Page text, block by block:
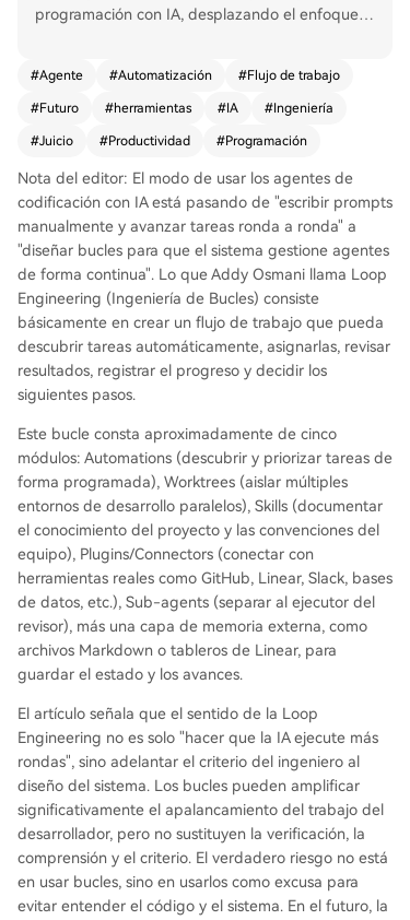
programación con IA, desplazando el enfoque tr
en agentes de IA para que descubran tareas, las
asignen, verifiquen resultados y decidan los sigu
ientes pasos de forma autónoma y recurrente. U
lave: Automatizaciones (para desencadenar tare
as), Árboles de trabajo (para aislar entornos), Ha
bilidades (que encapsulan el conocimiento del p
royecto), Conectores/Plugins (para integrar herra
mientas externas como GitHub o Slack) y Subag
entes (que separan las funciones de creación y v
erificación). Una capa de memoria externa (com
o archivos Markdown) es crucial para mantener
el estado entre ejecuciones. La importancia no r
adica solo en la automatización, sino en incorpor
ma. Esto amplifica la productividad, pero no eli
mina la necesidad de verificación, comprensión
y juicio humano. El riesgo principal es usar estos
bucles como excusa para no entender el código,
lo que genera "deuda de comprensión". La habili
dad clave del futuro podría ser diseñar flujos de
trabajo de agentes confiables y verificables, más
que redactar prompts perfectos. En esencia, el
Loop Engineering traslada el punto de apalanca
miento del ingeniero desde la interacción direct
a con la IA hacia el diseño de sistemas que la or
questan de manera soste...
#Agente #Automatización #Flujo de trabajo
#Futuro #herramientas #IA #Ingeniería
#Juicio #Productividad #Programación
Nota del editor: El modo de usar los agentes de
codificación con IA está pasando de "escribir prompts
manualmente y avanzar tareas ronda a ronda" a
"diseñar bucles para que el sistema gestione agentes
de forma continua". Lo que Addy Osmani llama Loop
Engineering (Ingeniería de Bucles) consiste
básicamente en crear un flujo de trabajo que pueda
descubrir tareas automáticamente, asignarlas, revisar
resultados, registrar el progreso y decidir los
siguientes pasos.
Este bucle consta aproximadamente de cinco
módulos: Automations (descubrir y priorizar tareas de
forma programada), Worktrees (aislar múltiples
entornos de desarrollo paralelos), Skills (documentar
el conocimiento del proyecto y las convenciones del
equipo), Plugins/Connectors (conectar con
herramientas reales como GitHub, Linear, Slack, bases
de datos, etc.), Sub-agents (separar al ejecutor del
revisor), más una capa de memoria externa, como
archivos Markdown o tableros de Linear, para
guardar el estado y los avances.
El artículo señala que el sentido de la Loop
Engineering no es solo "hacer que la IA ejecute más
rondas", sino adelantar el criterio del ingeniero al
diseño del sistema. Los bucles pueden amplificar
significativamente el apalancamiento del trabajo del
desarrollador, pero no sustituyen la verificación, la
comprensión y el criterio. El verdadero riesgo no está
en usar bucles, sino en usarlos como excusa para
evitar entender el código y el sistema. En el futuro, la